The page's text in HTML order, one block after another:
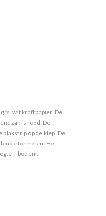
wit kraft papier. De
is rood. De
op de klep. De
formaten. Het
+ bodem.